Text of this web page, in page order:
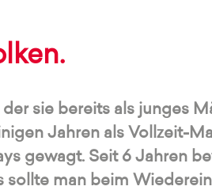
sie bereits als junges
Jahren als Vollzeit-
gewagt. Seit 6 Jahren
sollte man beim